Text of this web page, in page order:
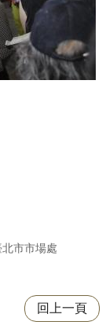
市市場處
回上一頁